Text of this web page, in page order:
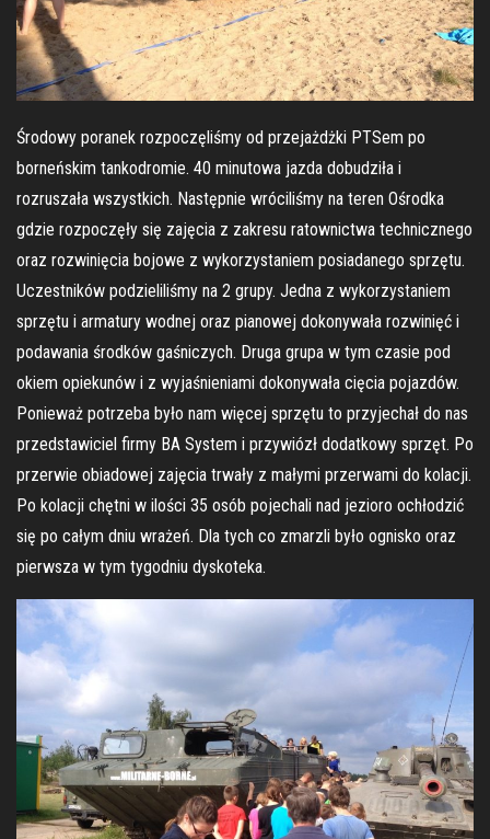
Środowy poranek rozpoczęliśmy od przejażdżki PTSem po
borneńskim tankodromie. 40 minutowa jazda dobudziła i
rozruszała wszystkich. Następnie wróciliśmy na teren Ośrodka
gdzie rozpoczęły się zajęcia z zakresu ratownictwa technicznego
oraz rozwinięcia bojowe z wykorzystaniem posiadanego sprzętu.
Uczestników podzieliliśmy na 2 grupy. Jedna z wykorzystaniem
sprzętu i armatury wodnej oraz pianowej dokonywała rozwinięć i
podawania środków gaśniczych. Druga grupa w tym czasie pod
okiem opiekunów i z wyjaśnieniami dokonywała cięcia pojazdów.
Ponieważ potrzeba było nam więcej sprzętu to przyjechał do nas
przedstawiciel firmy BA System i przywiózł dodatkowy sprzęt. Po
przerwie obiadowej zajęcia trwały z małymi przerwami do kolacji.
Po kolacji chętni w ilości 35 osób pojechali nad jezioro ochłodzić
się po całym dniu wrażeń. Dla tych co zmarzli było ognisko oraz
pierwsza w tym tygodniu dyskoteka.